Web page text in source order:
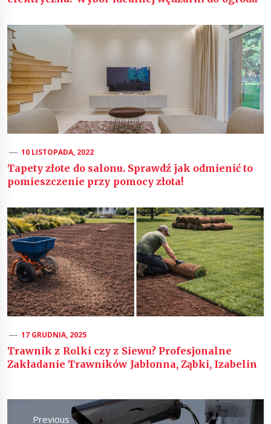
10 LISTOPADA, 2022
Tapety złote do salonu. Sprawdź jak odmienić to
pomieszczenie przy pomocy złota!
17 GRUDNIA, 2025
Trawnik z Rolki czy z Siewu? Profesjonalne
Zakładanie Trawników Jabłonna, Ząbki, Izabelin
Nawigacja
wpisuPrevious